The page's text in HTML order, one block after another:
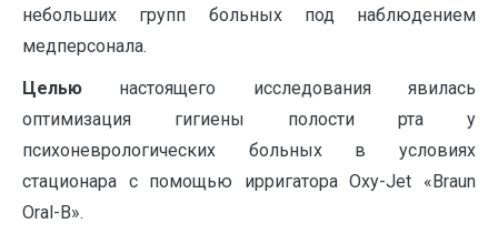
небольших групп больных под наблюдением
медперсонала.
Целью настоящего исследования явилась
оптимизация гигиены полости рта у
психоневрологических больных в условиях
стационара с помощью ирригатора Oxy-Jet «Braun
Oral-B».